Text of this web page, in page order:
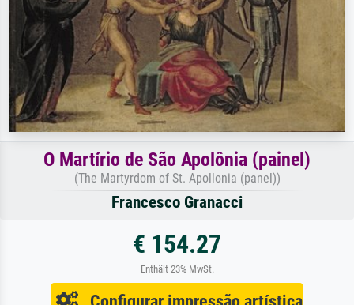
O Martírio de São Apolônia (painel)
(The Martyrdom of St. Apollonia (panel))
Francesco Granacci
€ 154.27
Enthält 23% MwSt.